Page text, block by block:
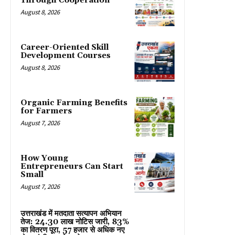
August 8, 2026
Career-Oriented Skill
Development Courses
August 8, 2026
Organic Farming Benefits
for Farmers
August 7, 2026
How Young
Entrepreneurs Can Start
Small
August 7, 2026
उत्तराखंड में मतदाता सत्यापन अभियान
तेज: 24.30 लाख नोटिस जारी, 83%
का वितरण पूरा, 57 हजार से अधिक नए